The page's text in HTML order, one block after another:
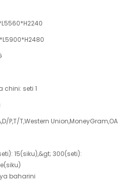
chini: seti 1
P,T/T,Western Union,MoneyGram,OA
15(siku),&gt; 300(seti):
baharini